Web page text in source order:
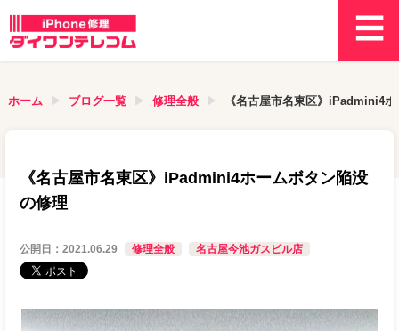
ホーム ブログ一覧 修理全般 《名古屋市名東区》iPadmini4
《名古屋市名東区》iPadmini4ホームボタン陥没
の修理
公開日：2021.06.29 修理全般 名古屋今池ガスビル店